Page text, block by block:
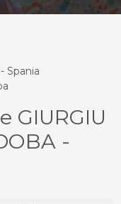
Spania
GIURGIU
-